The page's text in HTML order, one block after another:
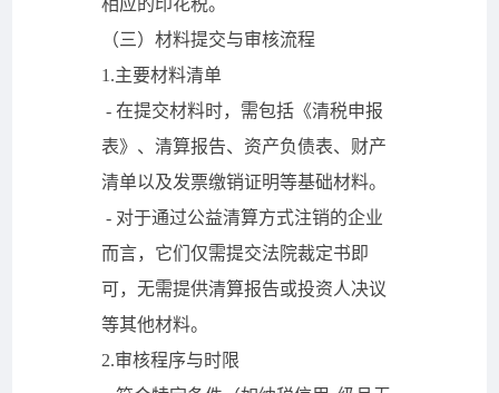
相应的印花税。
（三）材料提交与审核流程
1.主要材料清单
- 在提交材料时，需包括《清税申报
表》、清算报告、资产负债表、财产
清单以及发票缴销证明等基础材料。
- 对于通过公益清算方式注销的企业
而言，它们仅需提交法院裁定书即
可，无需提供清算报告或投资人决议
等其他材料。
2.审核程序与时限